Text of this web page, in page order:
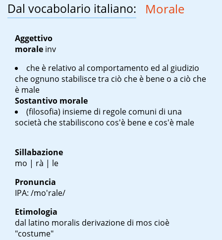
Dal vocabolario italiano: Morale
Aggettivo
morale inv
che è relativo al comportamento ed al giudizio
che ognuno stabilisce tra ciò che è bene o a ciò che
è male
Sostantivo morale
(filosofia) insieme di regole comuni di una
società che stabiliscono cos'è bene e cos'è male
Sillabazione
mo | rà | le
Pronuncia
IPA: /mo'rale/
Etimologia
dal latino moralis derivazione di mos cioè
"costume"